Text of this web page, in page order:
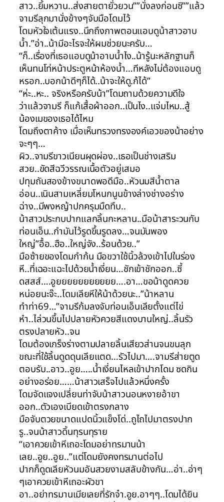
สาว..ยิ้มหวาน..ส่งสายตายั่วยวน””นั่งลงก่อนซิ””แล้ว
จามรีลุกมานั่งข้างๆจับมือโดมไว้
โดมหัวใจเต้นแรง..นึกถึงภาพตอนแอบดูน้าสาวอาบ
น้ำ.”อ่า..น้ามีอะไรจะให้ผมช่วยนะครับ…
“ก็..เรื่องที่เธอแอบดูน้าอาบน้ำไง..น้ารู้นะหลักฐานก็
เห็นทนโท่หน้าประตูหน้าห้องน้ำ…ทีหลังไม่ต้องแอบดู
หรอก..บอกน้าดีๆก็ได้..น้าจะให้ดู.ก้ได้”
“ห่ะ..หะ.. จริงหรือครับน้า”โดมถามด้วยความดีใจ
ว่าแล้วจามรี ก็แก้เสื้อผ้าออก..เป็นไง..แจ่มไหม..สู้
น้องเมของเธอได้ไหม
โดมถึงตาค้าง เมื่อเห็นทรวงทรงองค์เอวของน้าอย่าง
จะๆๆ…
ผิว..จามรีขาวเนียนผุดผ่อง..เธอเป็นช่างเสริม
สวย..ขัดสีฉวีวรรณเนื้อตัวอยู่เสมอ
ปทุมถันสองข้างขนาดพอดีมือ..หัวนมสีน้ำตาล
อ่อน..เนินสามเหลี่ยมโหนกนูนข้างล่างช่างอร่าง
ฉ่าง..มีพงหญ้าปกครุมมืดทึบ..
น้าสาวประกบปากแลกลิ้นกะหลาน..มือน้าสาระวนกับ
ท่อนเอ็น..กำมันไว้รูดขึ้นรูดลง…จนมันพอง
ใหญ่”อื้อ..ฮือ..ใหญ่จัง..ร้อนด้วย..”
มือซ้ายของโดมกำก้น มือขวาใช้นิ้วล้วงเข้าไปในร่อง
หี..ที่เฉอะแฉะไปด้วยน้ำเงี่ยน…ชักเข้าชักออก..ซี้
ดสสส์….อูยยยยยยยยยยย….อา…ขอน้าดูดควย
หน่อยนะจ๊ะ..โดมเลียหีให้น้าด้วยนะ..”น้าหลาน
ทำท่า69…”จามรีก้มลงจับท่อนเอ็นเลียตั้งแต่ไข่
หำ..ไล่วนขึ้นไปปลายหัวควยสีแดงบานใหญ่..ลิ้นรัว
ตรงปลายหัว..จน
โดมต้องเกร็งร่างตามปลายลิ้นเสียวส่านจนขนลุก
ขณะที่ใช้ลิ้นดูดดุนเลียแตด…รัวไปมา….จามรีส่ายตูด
ตอบรับ..อาว..อูย…..น้ำเงี่ยนไหลเข้าปากโดม ซดกิน
อย่างอร่อย……น้าสาวเสร็จไปแล้วหนึ่งครั้ง
โดมจัดแจงเปลี่ยนท่าจับน้าสาวนอนหงายอ้าขา
ออก..ตัวเองเบียดเข้าตรงกลาง
มือจับตวยขนาดแปดนิ้วแข็งโด่..ถูไถไปมาตรงปาก
รู..จนน้าสาวดิ้นทุรนทุราย
“เอาควยเข้าหีเถอะโดมอย่าทรมานน้า
เลย..อูย..อูย..”แต่โดมยังคงทรมานต่อไป
ปากก็ดูดเลียหัวนมอันสวยงามสลับข้างกัน…อ่า..อ่าๆ
ๆเอาควยเข้าหีเถอะผัวขา
อา..อย่าทรมานเมียเลยที่รักจ๋า.อูย.อาๆๆ..โดมได้ยิน